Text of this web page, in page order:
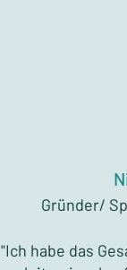
Gründer/
"Ich habe das